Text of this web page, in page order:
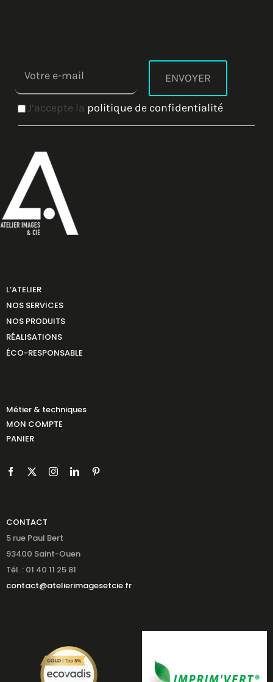
J’accepte la politique de confidentialité
L’ATELIER
NOS SERVICES
NOS PRODUITS
RÉALISATIONS
ÉCO-RESPONSABLE
Métier & techniques
MON COMPTE
PANIER
CONTACT
5 rue Paul Bert
93400 Saint-Ouen
Tél. : 01 40 11 25 81
contact@atelierimagesetcie.fr